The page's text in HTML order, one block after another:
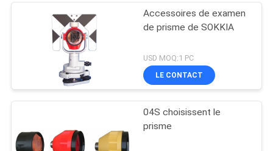
Accessoires de examen
de prisme de SOKKIA
USD MOQ:1 PC
LE CONTACT
04S choisissent le
prisme